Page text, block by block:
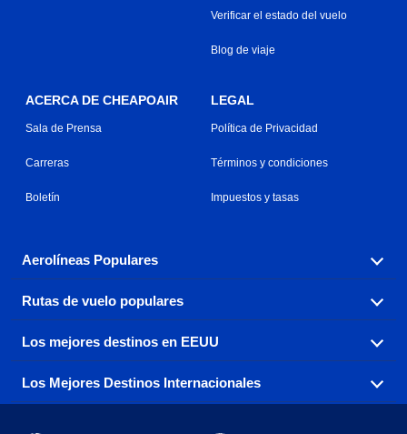
Verificar el estado del vuelo
Blog de viaje
ACERCA DE CHEAPOAIR
Sala de Prensa
Carreras
Boletín
LEGAL
Política de Privacidad
Términos y condiciones
Impuestos y tasas
Aerolíneas Populares
Explora nuestras opciones de tarifas aéreas baratas por
aerolínea, con más de 500 opciones para elegir.
Aeromexico
Air France Alaska Airlines
Rutas de vuelo populares
Reserva una de nuestras rutas de vuelo más populares
con tres sencillos clics.
Los mejores destinos en EEUU
Encuentra boletos de avión baratos a destinos
populares de los EEUU de costa a costa.
Los Mejores Destinos Internacionales